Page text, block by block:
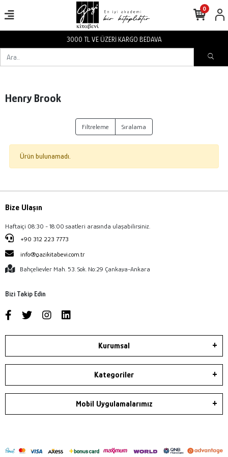
3000 TL VE ÜZERİ KARGO BEDAVA
0
Henry Brook
Filtreleme Sıralama
Ürün bulunamadı.
Bize Ulaşın
Haftaiçi 08:30 - 18:00 saatleri arasında ulaşabilirsiniz.
+90 312 223 7773
info@gazikitabevi.com.tr
Bahçelievler Mah. 53. Sok. No:29 Çankaya-Ankara
Bizi Takip Edin
Kurumsal
Kategoriler
Mobil Uygulamalarımız